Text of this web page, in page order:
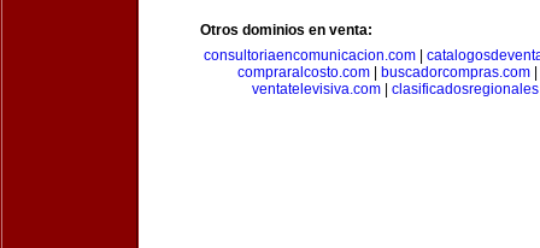
Otros dominios en venta:
consultoriaencomunicacion.com
compraralcosto.com| buscadorcompras.com|
ventatelevisiva.com